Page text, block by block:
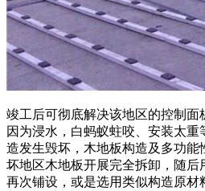
竣工后可彻底解决该地区的控制面
因为浸水，白蚂蚁蛀咬、安装太重
造发生毁坏，木地板构造及多功
坏地区木地板开展完全拆卸，随
再次铺设，或是选用类似构造原材